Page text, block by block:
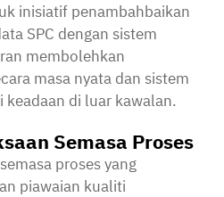
inisiatif penambahbaikan
SPC dengan sistem
membolehkan
masa nyata dan sistem
di luar kawalan.
Semasa Proses
proses yang
piawaian kualiti